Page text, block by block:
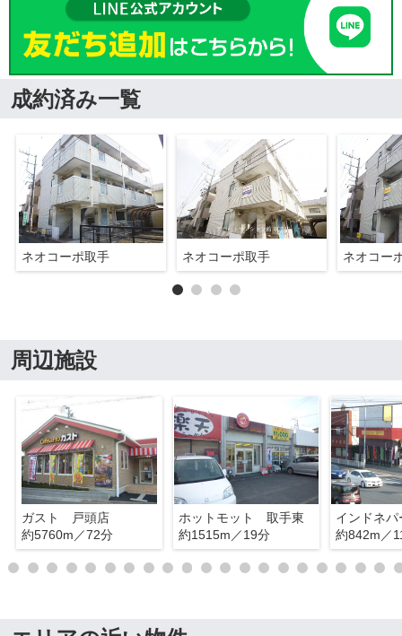
成約済み一覧
ネオコーポ取手 ネオコーポ取手 ネオコー
周辺施設
ガスト 戸頭店
約5760m／72分
ホットモット 取手東
約1515m／19分
約842m／